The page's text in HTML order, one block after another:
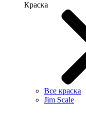
Краска
Все краска
Jim Scale